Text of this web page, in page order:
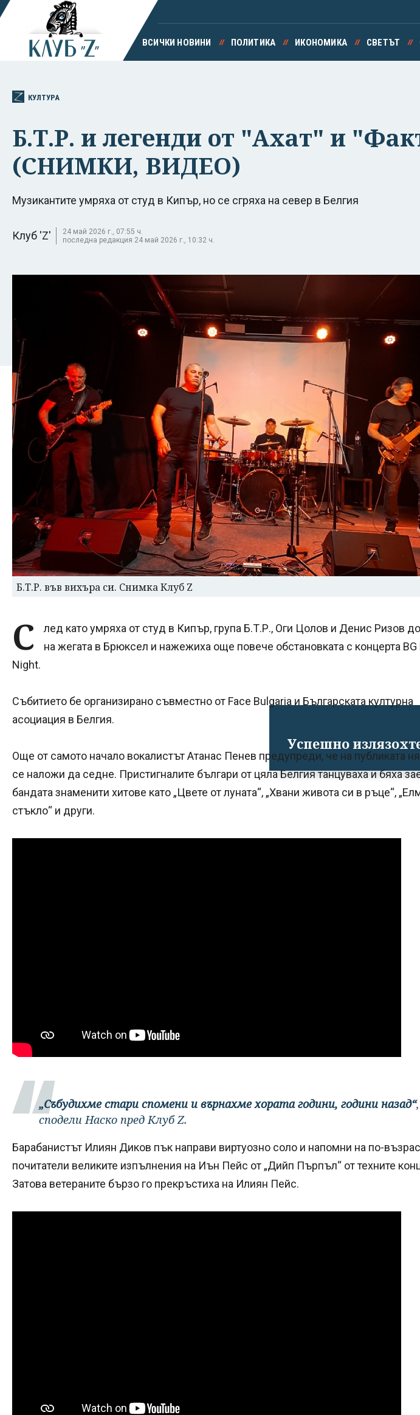
Успешно
ВСИЧКИ НОВИНИ ПОЛИТИКА ИКОНОМИКА СВЕТЪТ
КУЛТУРА
Б.Т.Р. и легенди от "Ахат" и
(СНИМКИ, ВИДЕО)
Музикантите умряха от студ в Кипър, но се сгряха на север в Белгия
Клуб 'Z'
24 май 2026 г., 07:55 ч.
последна редакция 24 май 2026 г., 10:32 ч.
Б.Т.Р. във вихъра си. Снимка Клуб Z
С
лед като умряха от студ в Кипър, група Б.Т.Р., Оги Цолов и Денис Ризов
на жегата в Брюксел и нажежиха още повече обстановката с концерта BG
Night.
Събитието бе организирано съвместно от Face Bulgaria и Българската културна
асоциация в Белгия.
Още от самото начало вокалистът Атанас Пенев предупреди, че на публиката
се наложи да седне. Пристигналите българи от цяла Белгия танцуваха и бяха
бандата знаменити хитове като „Цвете от луната“, „Хвани живота си в ръце“,
стъкло“ и други.
„Събудихме стари спомени и върнахме хората години, години назад“,
сподели Наско пред Клуб Z.
Барабанистът Илиян Диков пък направи виртуозно соло и напомни на по-
почитатели великите изпълнения на Иън Пейс от „Дийп Пърпъл“ от техните
Затова ветераните бързо го прекръстиха на Илиян Пейс.